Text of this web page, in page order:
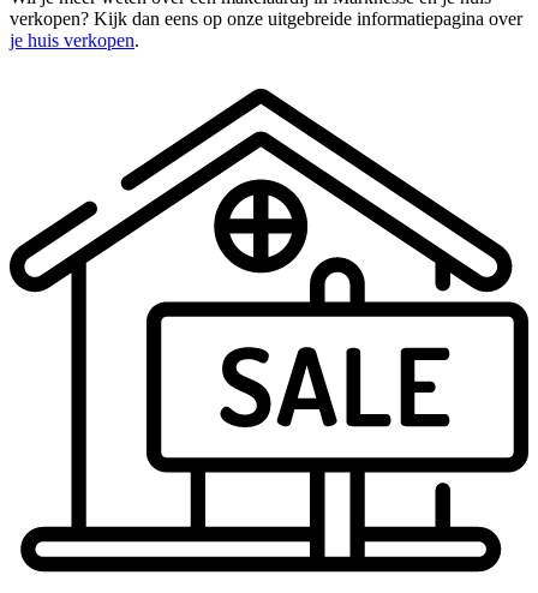
verkopen? Kijk dan eens op onze uitgebreide informatiepagina over
je huis verkopen.